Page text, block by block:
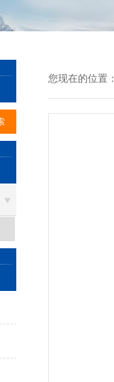
您现在的位置：